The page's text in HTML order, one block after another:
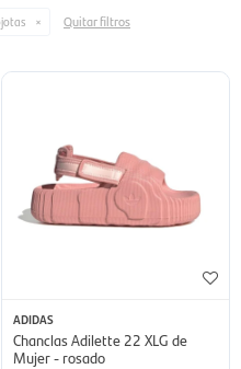
Quitar filtros
ADIDAS
Chanclas Adilette 22 XLG de
Mujer - rosado